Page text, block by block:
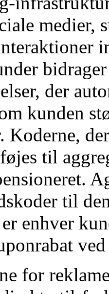
medier,
der
kunden
Koderne,
til
til
enhver
ved
for